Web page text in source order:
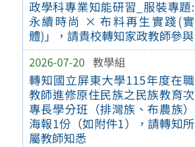
政學科專業知能研習_服裝專題:
永續時尚 × 布料再生實踐(實
體)」，請貴校轉知家政教師參與
2026-07-20 教學組
轉知國立屏東大學115年度在職
教師進修原住民族之民族教育次
專長學分班（排灣族、布農族）
海報1份（如附件1），請轉知所
屬教師知悉